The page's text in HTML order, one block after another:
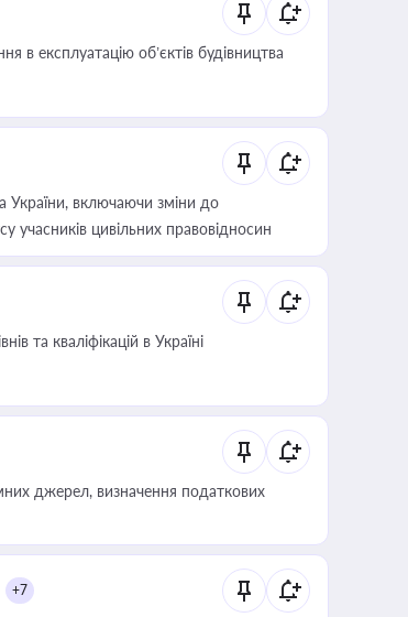
в експлуатацію об’єктів будівництва
України, включаючи зміни до
учасників цивільних правовідносин
та кваліфікацій в Україні
джерел, визначення податкових
+7